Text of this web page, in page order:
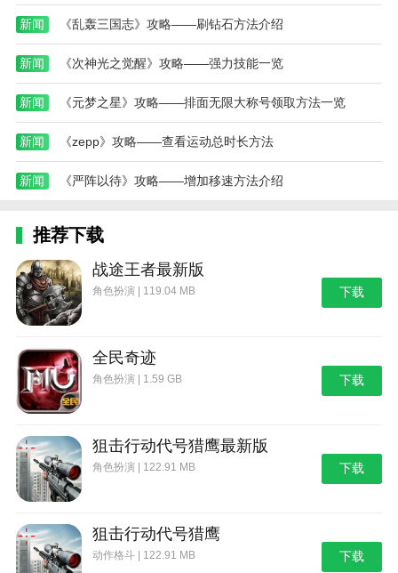
新闻 《乱轰三国志》攻略——刷钻石方法介绍
新闻 《次神光之觉醒》攻略——强力技能一览
新闻 《元梦之星》攻略——排面无限大称号领取方法一览
新闻 《zepp》攻略——查看运动总时长方法
新闻 《严阵以待》攻略——增加移速方法介绍
推荐下载
战途王者最新版
角色扮演 | 119.04 MB 下载
全民奇迹
角色扮演 | 1.59 GB 下载
狙击行动代号猎鹰最新版
角色扮演 | 122.91 MB 下载
狙击行动代号猎鹰
动作格斗 | 122.91 MB 下载